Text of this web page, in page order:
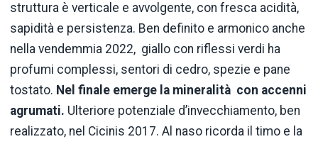
struttura è verticale e avvolgente, con fresca acidità,
sapidità e persistenza. Ben definito e armonico anche
nella vendemmia 2022, giallo con riflessi verdi ha
profumi complessi, sentori di cedro, spezie e pane
tostato. Nel finale emerge la mineralità con accenni
agrumati. Ulteriore potenziale d’invecchiamento, ben
realizzato, nel Cicinis 2017. Al naso ricorda il timo e la